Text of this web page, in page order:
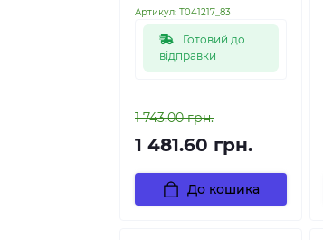
Артикул: Т041217_83
Готовий до
відправки
1 743.00 грн.
1 481.60 грн.
До кошика